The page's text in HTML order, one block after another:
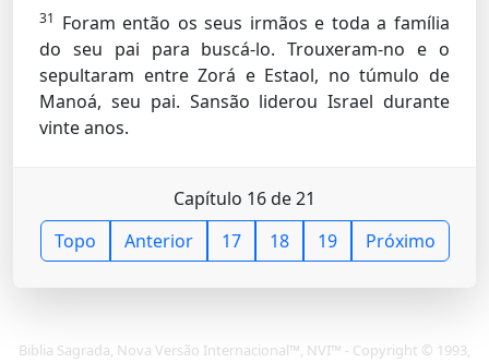
31 Foram então os seus irmãos e toda a família
do seu pai para buscá-lo. Trouxeram-no e o
sepultaram entre Zorá e Estaol, no túmulo de
Manoá, seu pai. Sansão liderou Israel durante
vinte anos.
Capítulo 16 de 21
Topo
Anterior 17 18 19 Próximo
Biblia Sagrada, Nova Versão Internacional™, NVI™ - Copyright © 1993,